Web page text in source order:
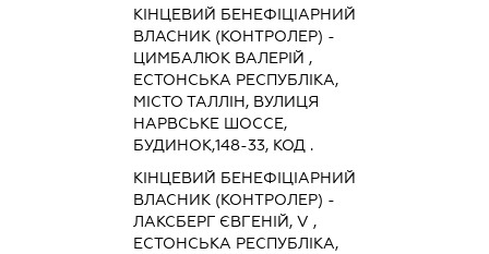
КІНЦЕВИЙ БЕНЕФІЦІАРНИЙ
ВЛАСНИК (КОНТРОЛЕР) -
ЦИМБАЛЮК ВАЛЕРІЙ ,
ЕСТОНСЬКА РЕСПУБЛІКА,
МІСТО ТАЛЛІН, ВУЛИЦЯ
НАРВСЬКЕ ШОССЕ,
БУДИНОК,148-33, КОД .
КІНЦЕВИЙ БЕНЕФІЦІАРНИЙ
ВЛАСНИК (КОНТРОЛЕР) -
ЛАКСБЕРГ ЄВГЕНІЙ, V ,
ЕСТОНСЬКА РЕСПУБЛІКА,